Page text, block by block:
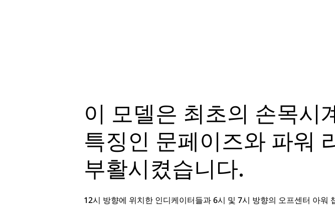
이 모델은 최초의 손목시
특징인 문페이즈와 파워
부활시켰습니다.
12시 방향에 위치한 인디케이터들과 6시 및 7시 방향의 오프센터 아